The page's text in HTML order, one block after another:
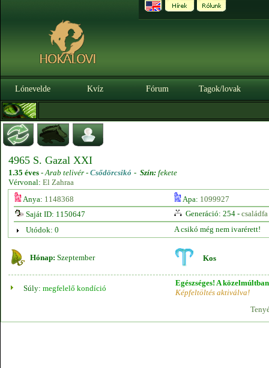
Lónevelde Kvíz Fórum Tagok/lovak
4965 S. Gazal XXI
1.35 éves -Arab telivér - Csődörcsikó - Szín: fekete
Vérvonal: El Zahraa
Anya: 1148368 Apa: 1099927
Saját ID: 1150647
Generáció: 254 - családfa
Utódok: 0
A csikó még nem ivarérett!
Hónap: Szeptember Kos
Súly: megfelelő kondíció
Egészséges! A
Képfeltöltés aktiválva!